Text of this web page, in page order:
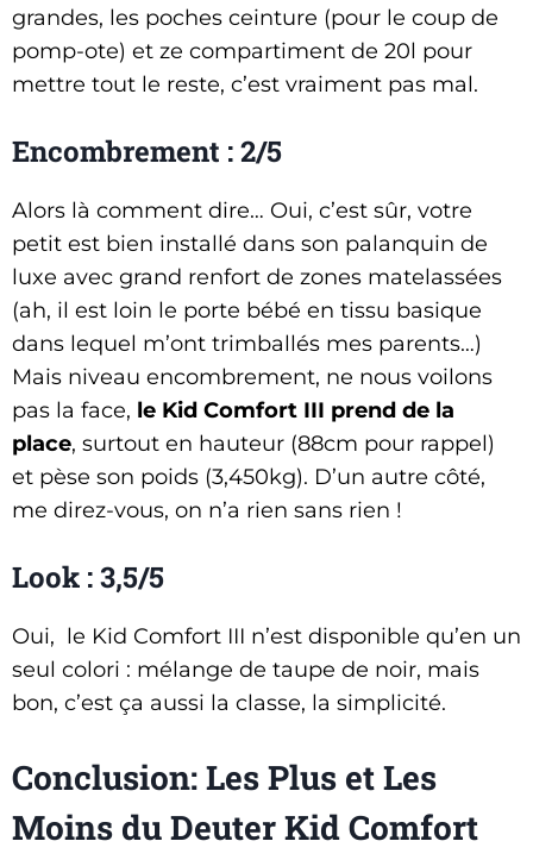
grandes, les poches ceinture (pour le coup de
pomp-ote) et ze compartiment de 20l pour
mettre tout le reste, c’est vraiment pas mal.
Encombrement : 2/5
Alors là comment dire… Oui, c’est sûr, votre
petit est bien installé dans son palanquin de
luxe avec grand renfort de zones matelassées
(ah, il est loin le porte bébé en tissu basique
dans lequel m’ont trimballés mes parents…)
Mais niveau encombrement, ne nous voilons
pas la face, le Kid Comfort III prend de la
place, surtout en hauteur (88cm pour rappel)
et pèse son poids (3,450kg). D’un autre côté,
me direz-vous, on n’a rien sans rien !
Look : 3,5/5
Oui, le Kid Comfort III n’est disponible qu’en un
seul colori : mélange de taupe de noir, mais
bon, c’est ça aussi la classe, la simplicité.
Conclusion: Les Plus et Les
Moins du Deuter Kid Comfort